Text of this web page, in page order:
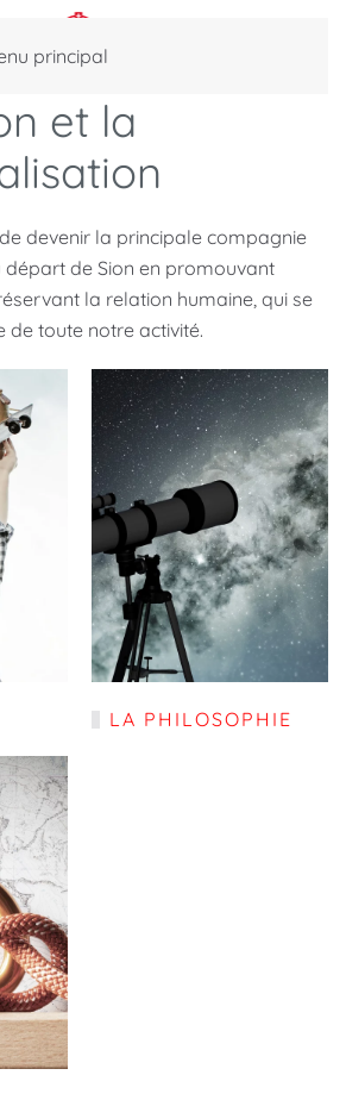
principal
et la
devenir la principale compagnie
départ de Sion en promouvant
la relation humaine, qui se
de toute notre activité.
LA PHILOSOPHIE